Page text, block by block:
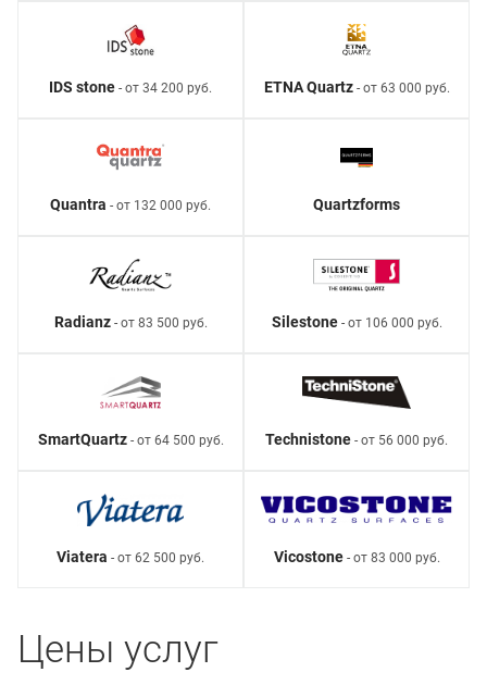
IDS stone - от 34 200 руб. ETNA Quartz- от 63 000 руб.
Quantra - от 132 000 руб. Quartzforms
Radianz- от 83 500 руб. Silestone- от 106 000 руб.
SmartQuartz- от 64 500 руб. Technistone - от 56 000 руб.
Viatera - от 62 500 руб. Vicostone- от 83 000 руб.
Цены услуг